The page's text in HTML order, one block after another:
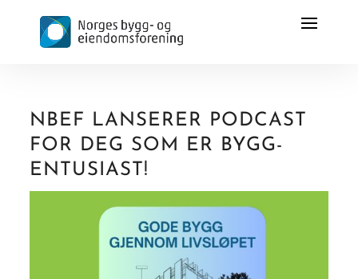
NBEF LANSERER PODCAST
FOR DEG SOM ER BYGG-
ENTUSIAST!